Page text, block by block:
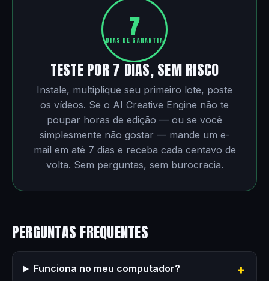
7
DIAS DE GARANTIA
TESTE POR 7 DIAS, SEM RISCO
Instale, multiplique seu primeiro lote, poste
os vídeos. Se o AI Creative Engine não te
poupar horas de edição — ou se você
simplesmente não gostar — mande um e-
mail em até 7 dias e receba cada centavo de
volta. Sem perguntas, sem burocracia.
PERGUNTAS FREQUENTES
Funciona no meu computador?